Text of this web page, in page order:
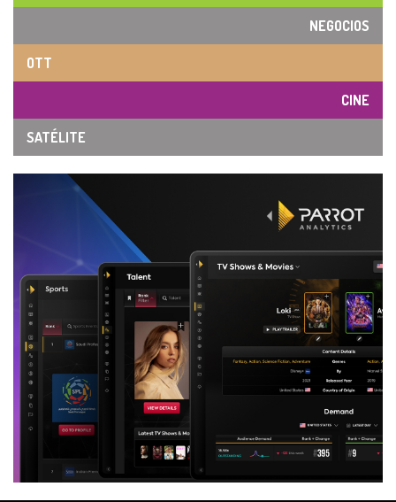
NEGOCIOS
OTT
CINE
SATÉLITE